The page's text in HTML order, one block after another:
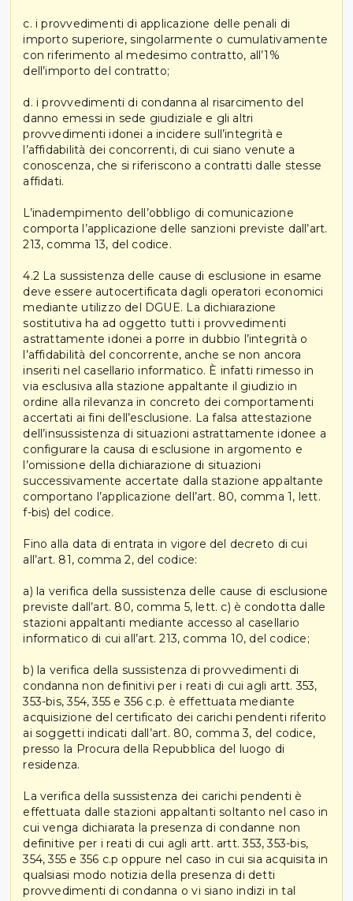
c. i provvedimenti di applicazione delle penali di
importo superiore, singolarmente o cumulativamente
con riferimento al medesimo contratto, all’1%
dell’importo del contratto;
d. i provvedimenti di condanna al risarcimento del
danno emessi in sede giudiziale e gli altri
provvedimenti idonei a incidere sull’integrità e
l’affidabilità dei concorrenti, di cui siano venute a
conoscenza, che si riferiscono a contratti dalle stesse
affidati.
L’inadempimento dell’obbligo di comunicazione
comporta l’applicazione delle sanzioni previste dall’art.
213, comma 13, del codice.
4.2 La sussistenza delle cause di esclusione in esame
deve essere autocertificata dagli operatori economici
mediante utilizzo del DGUE. La dichiarazione
sostitutiva ha ad oggetto tutti i provvedimenti
astrattamente idonei a porre in dubbio l’integrità o
l’affidabilità del concorrente, anche se non ancora
inseriti nel casellario informatico. È infatti rimesso in
via esclusiva alla stazione appaltante il giudizio in
ordine alla rilevanza in concreto dei comportamenti
accertati ai fini dell’esclusione. La falsa attestazione
dell’insussistenza di situazioni astrattamente idonee a
configurare la causa di esclusione in argomento e
l’omissione della dichiarazione di situazioni
successivamente accertate dalla stazione appaltante
comportano l’applicazione dell’art. 80, comma 1, lett.
f-bis) del codice.
Fino alla data di entrata in vigore del decreto di cui
all’art. 81, comma 2, del codice:
a) la verifica della sussistenza delle cause di esclusione
previste dall’art. 80, comma 5, lett. c) è condotta dalle
stazioni appaltanti mediante accesso al casellario
informatico di cui all’art. 213, comma 10, del codice;
b) la verifica della sussistenza di provvedimenti di
condanna non definitivi per i reati di cui agli artt. 353,
353-bis, 354, 355 e 356 c.p. è effettuata mediante
acquisizione del certificato dei carichi pendenti riferito
ai soggetti indicati dall’art. 80, comma 3, del codice,
presso la Procura della Repubblica del luogo di
residenza.
La verifica della sussistenza dei carichi pendenti è
effettuata dalle stazioni appaltanti soltanto nel caso in
cui venga dichiarata la presenza di condanne non
definitive per i reati di cui agli artt. artt. 353, 353-bis,
354, 355 e 356 c.p oppure nel caso in cui sia acquisita in
qualsiasi modo notizia della presenza di detti
provvedimenti di condanna o vi siano indizi in tal